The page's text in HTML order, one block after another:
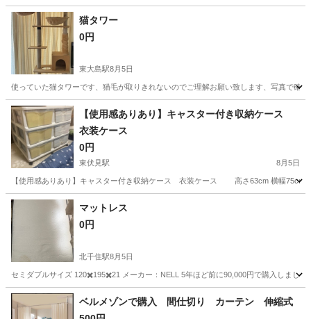
猫タワー
0円
東大島駅8月5日
使っていた猫タワーです、猫毛が取りきれないのでご理解お願い致します、写真で確
東京 江東区 東大島駅 その他
【使用感ありあり】キャスター付き収納ケース
衣装ケース
0円
東伏見駅 8月5日
【使用感ありあり】キャスター付き収納ケース 衣装ケース 高さ63cm 横幅75cm
東京 武蔵野市 東伏見駅
マットレス
0円
北千住駅8月5日
セミダブルサイズ 120✖️195✖️21 メーカー：NELL 5年ほど前に90,000円で購入しまし
東京 足立区 北千住駅 寝具
ベルメゾンで購入 間仕切り カーテン 伸縮式